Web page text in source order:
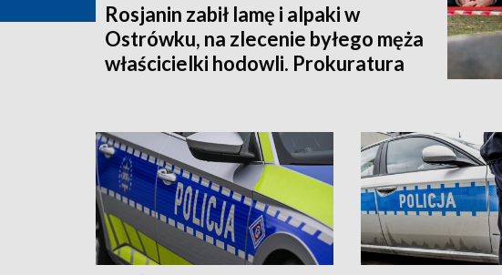
Rosjanin zabił lamę i alpaki w
Ostrówku, na zlecenie byłego męża
właścicielki hodowli. Prokuratura